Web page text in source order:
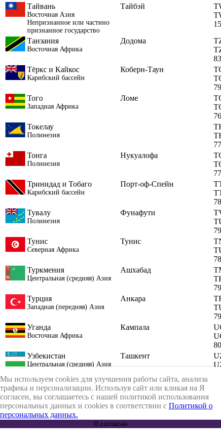
Тайвань
Восточная Азия
Непризнанное или частино
признанное государство
Тайбэй
Танзания
Восточная Африка
Додома
Тёркс и Кайкос
Карибский бассейн
Коберн-Таун
Того
Западная Африка
Ломе
Токелау
Полинезия
Тонга
Полинезия
Нукуалофа
Тринидад и Тобаго
Карибский бассейн
Порт-оф-Спейн
Тувалу
Полинезия
Фунафути
Тунис
Северная Африка
Тунис
Туркмения
Центральная (средняя) Азия
Ашхабад
Турция
Западная (передняя) Азия
Анкара
Уганда
Восточная Африка
Кампала
Узбекистан
Центральная (средняя) Азия
Ташкент
Украина
Восточная Европа
Киев
Уоллис и Футуна
Полинезия
Мы используем cookies для улучшения работы сайта, анализа
трафика и персонализации. Используя сайт или кликая на Я
согласен, вы соглашаетесь с нашей политикой использования
персональных данных и cookies в соответствии с Политикой о
персональных данных.
Я согласен